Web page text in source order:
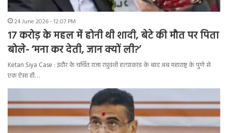
24 June 2026 - 12:07 PM
17 करोड़ के महल में होनी थी शादी, बेटे की मौत पर पिता
बोले- ‘मना कर देती, जान क्यों ली?’
Ketan Siya Case : इंदौर के चर्चित राजा रघुवंशी हत्याकांड के बाद अब महाराष्ट्र के पुणे से
एक ऐसा ही…